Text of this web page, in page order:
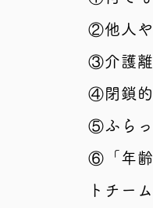
②他人や
③介護離
④閉鎖的
⑤ふらっ
⑥「年齢
トチー